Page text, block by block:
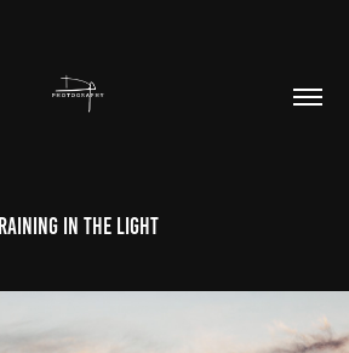
Raining In The Light